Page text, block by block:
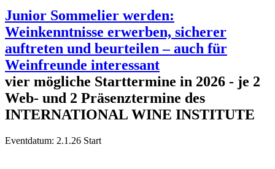
Junior Sommelier werden:
Weinkenntnisse erwerben, sicherer
auftreten und beurteilen – auch für
Weinfreunde interessant
vier mögliche Starttermine in 2026 - je 2
Web- und 2 Präsenztermine des
INTERNATIONAL WINE INSTITUTE
Eventdatum: 2.1.26 Start